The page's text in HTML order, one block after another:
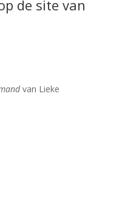
de site van
van Lieke